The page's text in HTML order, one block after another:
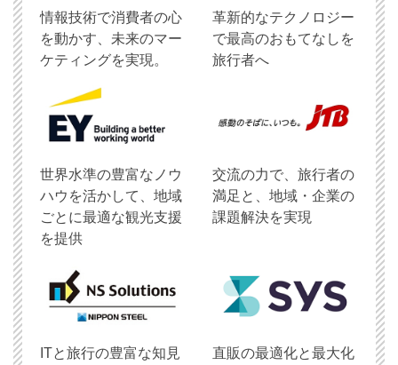
情報技術で消費者の心
を動かす、未来のマー
ケティングを実現。
革新的なテクノロジー
で最高のおもてなしを
旅行者へ
世界水準の豊富なノウ
ハウを活かして、地域
ごとに最適な観光支援
を提供
交流の力で、旅行者の
満足と、地域・企業の
課題解決を実現
ITと旅行の豊富な知見
直販の最適化と最大化